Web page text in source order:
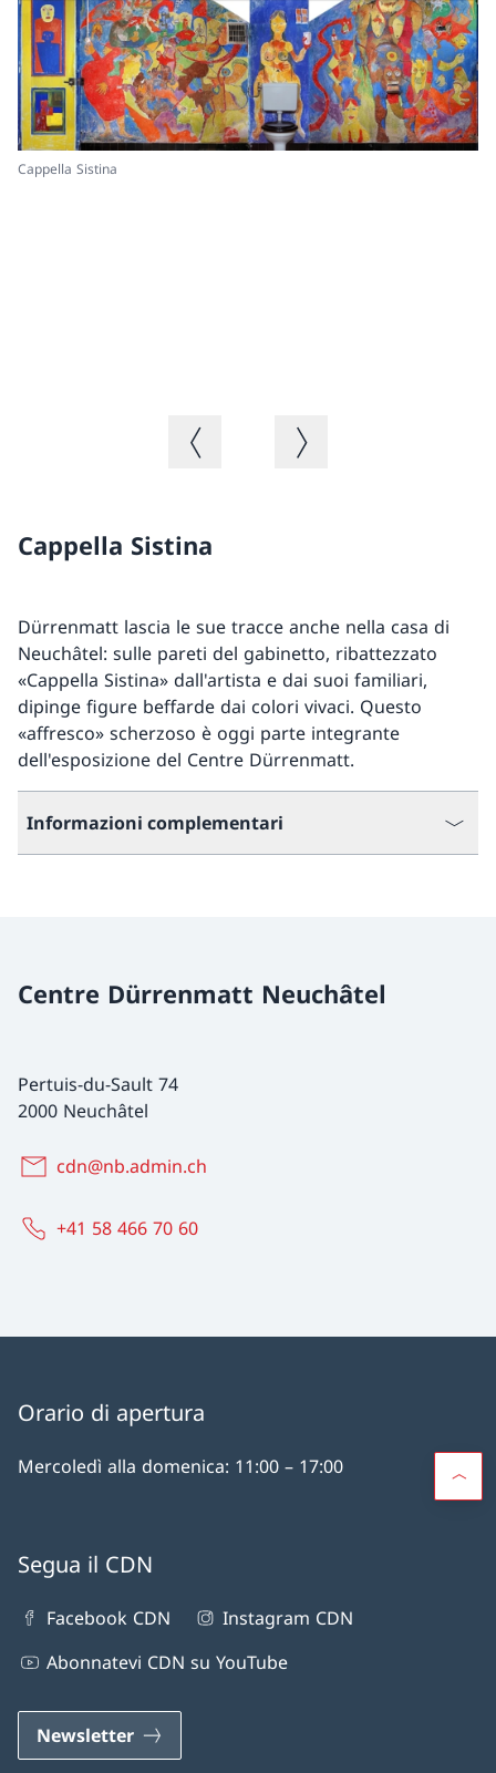
Cappella Sistina
Immagine precedenteImmagine successiva
Cappella Sistina
Dürrenmatt lascia le sue tracce anche nella casa di
Neuchâtel: sulle pareti del gabinetto, ribattezzato
«Cappella Sistina» dall'artista e dai suoi familiari,
dipinge figure beffarde dai colori vivaci. Questo
«affresco» scherzoso è oggi parte integrante
dell'esposizione del Centre Dürrenmatt.
Informazioni complementari
Centre Dürrenmatt Neuchâtel
Pertuis-du-Sault 74
2000 Neuchâtel
cdn@nb.admin.ch
+41 58 466 70 60
Orario di apertura
Mercoledì alla domenica: 11:00 – 17:00
Segua il CDN
Facebook CDN
Instagram CDN
Abonnatevi CDN su YouTube
Newsletter